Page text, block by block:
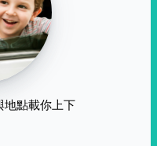
地點載你上下